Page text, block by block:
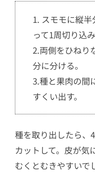
1. スモモに縦
って1周切り込
2.両側をひねり
分に分ける。
3.種と果肉の間
すくい出す。
種を取り出したら、
カットして。皮が気
むくとむきやすいで